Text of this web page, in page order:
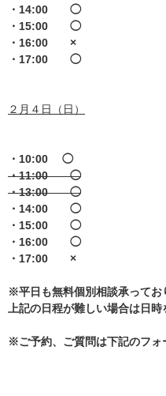
・14:00 ◯
・15:00 ◯
・16:00 ×
・17:00 ◯
２月４日（日）
・10:00 ◯
・11:00 ◯
・13:00 ◯
・14:00 ◯
・15:00 ◯
・16:00 ◯
・17:00 ×
※平日も無料個別相談承ってお
上記の日程が難しい場合は日時
※ご予約、ご質問は下記のフォ